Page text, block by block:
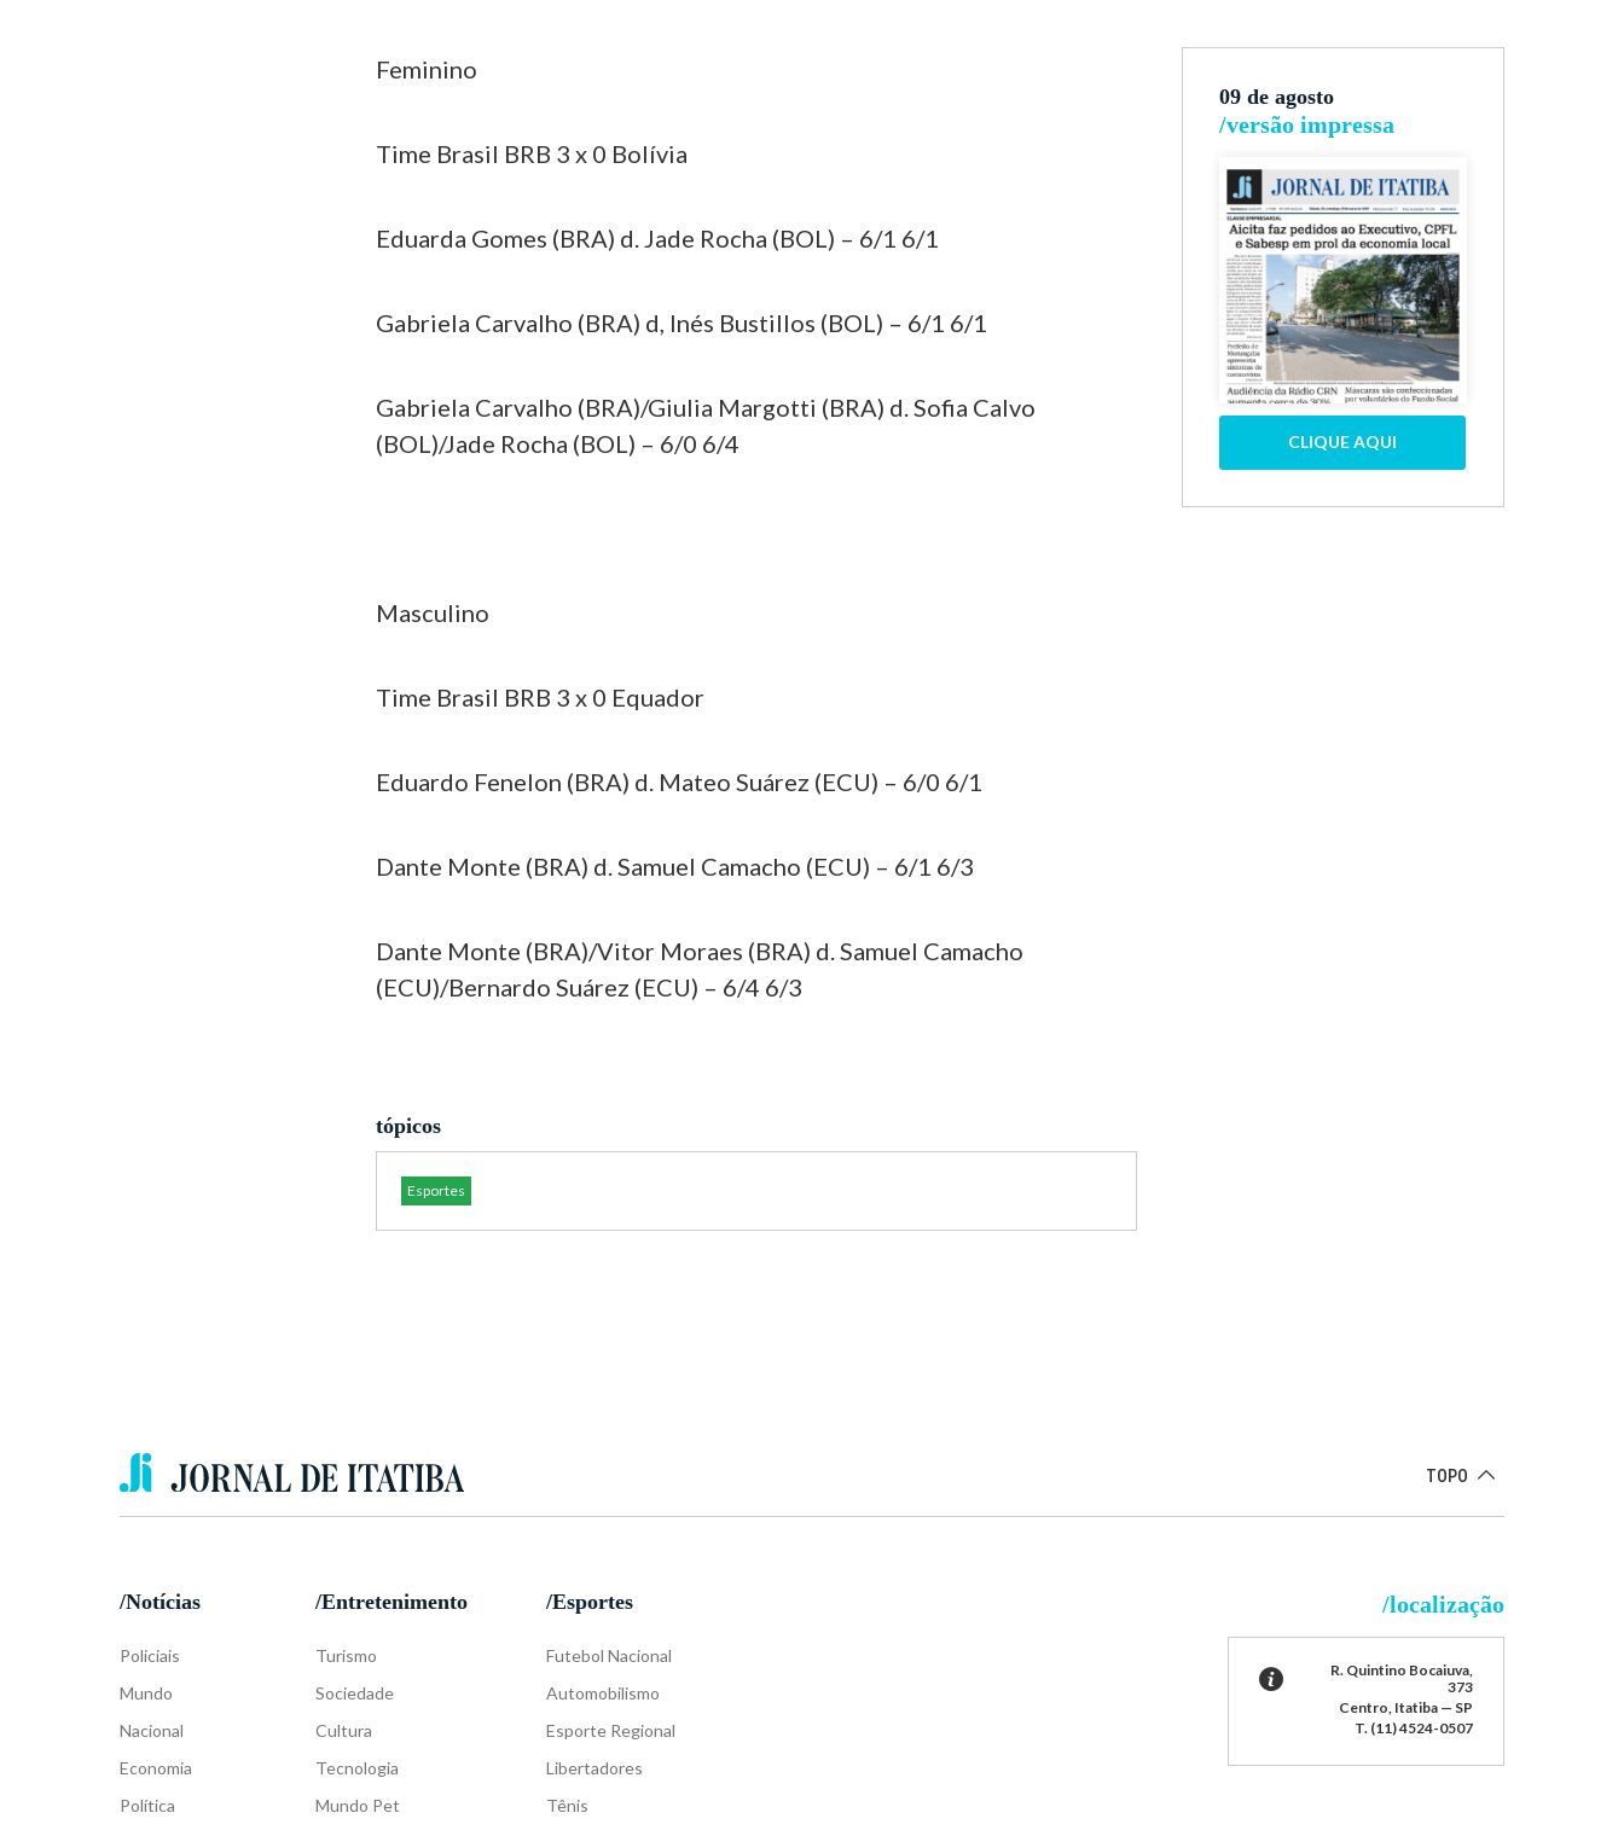
Feminino
Time Brasil BRB 3 x 0 Bolívia
Eduarda Gomes (BRA) d. Jade Rocha (BOL) – 6/1 6/1
Gabriela Carvalho (BRA) d, Inés Bustillos (BOL) – 6/1 6/1
Gabriela Carvalho (BRA)/Giulia Margotti (BRA) d. Sofia Calvo
(BOL)/Jade Rocha (BOL) – 6/0 6/4
Masculino
Time Brasil BRB 3 x 0 Equador
Eduardo Fenelon (BRA) d. Mateo Suárez (ECU) – 6/0 6/1
Dante Monte (BRA) d. Samuel Camacho (ECU) – 6/1 6/3
Dante Monte (BRA)/Vitor Moraes (BRA) d. Samuel Camacho
(ECU)/Bernardo Suárez (ECU) – 6/4 6/3
tópicos
Esportes
09 de agosto
/versão impressa
CLIQUE AQUI
TOPO
/Notícias
Policiais
Mundo
Nacional
Economia
Política
/Entretenimento
Turismo
Sociedade
Cultura
Tecnologia
Mundo Pet
/Esportes
Futebol Nacional
Automobilismo
Esporte Regional
Libertadores
Tênis
/localização
R. Quintino Bocaiuva,
373
Centro, Itatiba — SP
T. (11) 4524-0507